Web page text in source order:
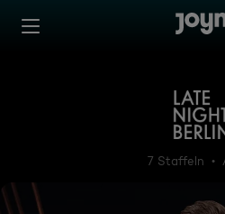
Zum Inhalt springen
7 Staffeln